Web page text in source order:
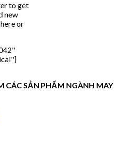
to get
new
or
CÁC SẢN PHẨM NGÀNH MAY